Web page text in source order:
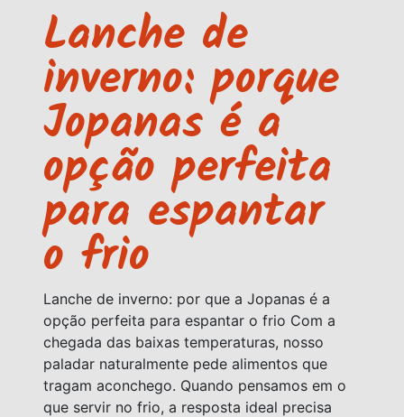
Lanche de
inverno: porque
Jopanas é a
opção perfeita
para espantar
o frio
Lanche de inverno: por que a Jopanas é a
opção perfeita para espantar o frio Com a
chegada das baixas temperaturas, nosso
paladar naturalmente pede alimentos que
tragam aconchego. Quando pensamos em o
que servir no frio, a resposta ideal precisa